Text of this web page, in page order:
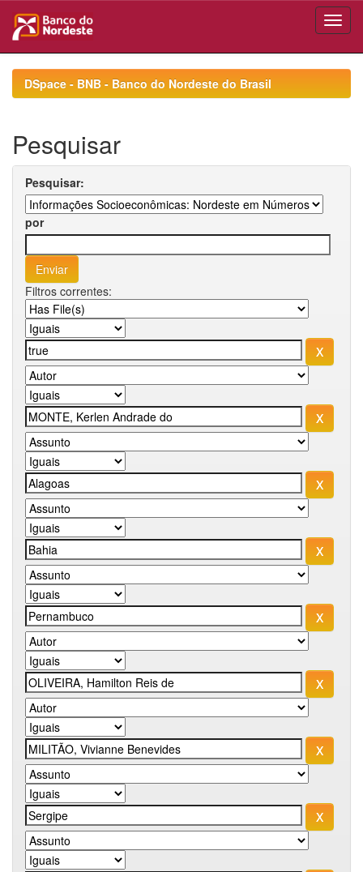
navigationDSpace - BNB - Banco do Nordeste do Brasil
Pesquisar
Pesquisar:
por
Filtros correntes: